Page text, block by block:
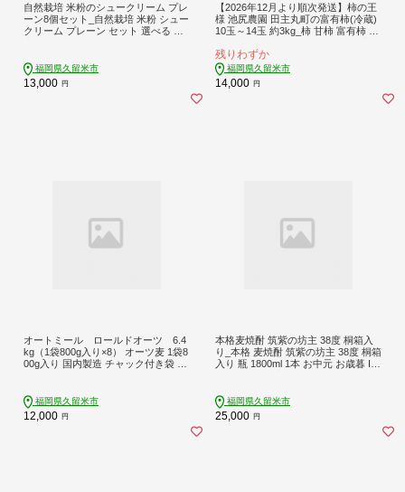
自然栽培 米粉のシュークリーム プレ
ーン8個セット_自然栽培 米粉 シュー
クリーム プレーン セット 選べる 内
包装 お裾分け 手土産 スイーツ お取
り寄せ 福岡県 久留米市 送料無料_D
w058
福岡県久留米市
13,000 円
【2026年12月より順次発送】柿の王
様 池尻農園 田主丸町の富有柿(冷蔵)
10玉～14玉 約3kg_柿 甘柿 富有柿 10
国産 フルーツ 果物 高品質 天皇への
献上品 秋の味覚 名産地 冷蔵 スイー
ツ サラダ 旬 池尻農園 福岡県 久留米
市 田主丸 お取り寄せ お取り寄せフ
残りわずか
福岡県久留米市
14,000 円
オートミール ロールドオーツ 6.4
kg（1袋800g入り×8） オーツ麦 1袋8
00g入り 国内製造 チャック付き袋 も
福岡県久留米市
12,000 円
本格麦焼酎 筑紫の坊主 38度 桐箱入
り_本格 麦焼酎 筑紫の坊主 38度 桐箱
入り 瓶 1800ml 1本 お中元 お歳暮 IW
受賞 Kura Master2022樽貯蔵部門金
賞受賞 長期貯蔵麦焼酎 お土産 お取
り寄せ 焼酎 お酒 酒 家飲み 宅飲み 送
福岡県久留米市
25,000 円